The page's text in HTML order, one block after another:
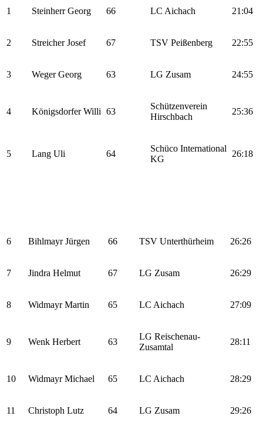
1 Steinherr Georg 66 LC Aichach 21:04
2 Streicher Josef 67 TSV Peißenberg 22:55
3 Weger Georg 63 LG Zusam 24:55
4 Königsdorfer Willi 63
Schützenverein
Hirschbach
25:36
5 Lang Uli 64
Schüco International
KG
26:18
6 Bihlmayr Jürgen 66 TSV Unterthürheim 26:26
7 Jindra Helmut 67 LG Zusam 26:29
8 Widmayr Martin 65 LC Aichach 27:09
9 Wenk Herbert 63
LG Reischenau-
Zusamtal
28:11
10 Widmayr Michael 65 LC Aichach 28:29
11 Christoph Lutz 64 LG Zusam 29:26